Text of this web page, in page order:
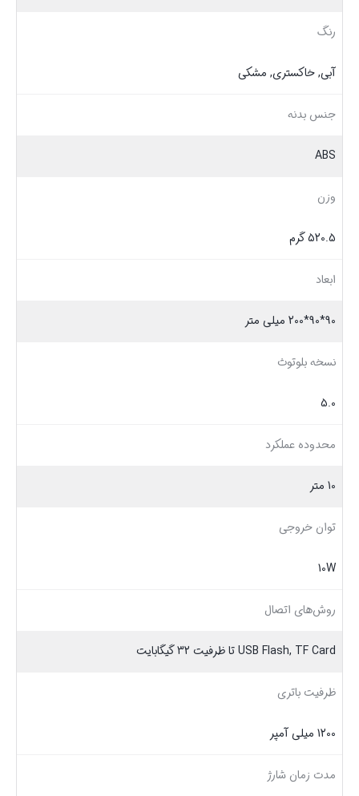
رنگ
آبی, خاکستری, مشکی
جنس بدنه
ABS
وزن
520.5 گرم
ابعاد
90*90*200 میلی متر
نسخه بلوتوث
5.0
محدوده عملکرد
10 متر
توان خروجی
10W
روش‌های اتصال
USB Flash, TF Card تا ظرفیت 32 گیگابایت
ظرفیت باتری
1200 میلی آمپر
مدت زمان شارژ